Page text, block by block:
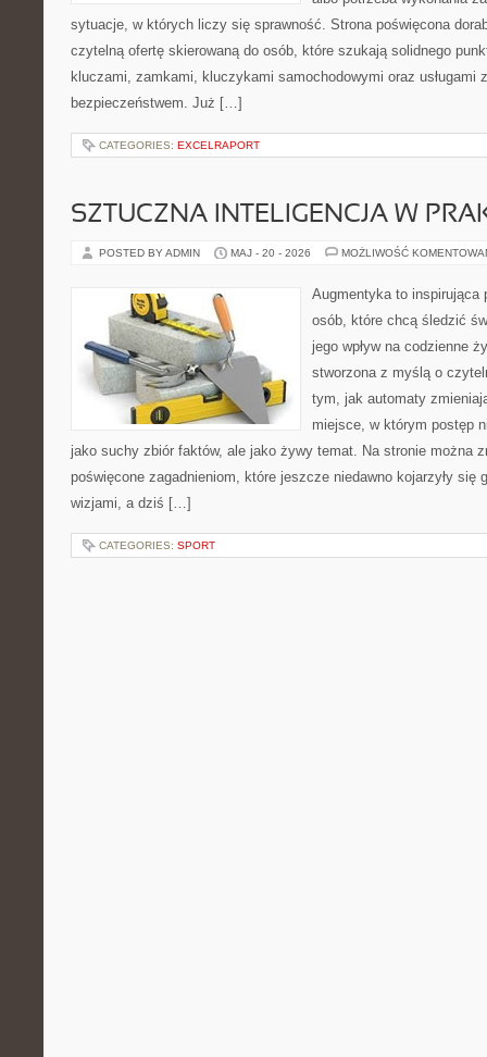
sytuacje, w których liczy się sprawność. Strona poświęcona
czytelną ofertę skierowaną do osób, które szukają solidnego
kluczami, zamkami, kluczykami samochodowymi oraz usługami
bezpieczeństwem. Już […]
CATEGORIES: EXCELRAPORT
SZTUCZNA INTELIGENCJA W
POSTED BY ADMIN MAJ - 20 - 2026 MOŻLIWOŚĆ
Augmentyka to inspirująca
osób, które chcą śledzić
jego wpływ na codzienne
stworzona z myślą o
tym, jak automaty
miejsce, w którym postęp
jako suchy zbiór faktów, ale jako żywy temat. Na stronie można
poświęcone zagadnieniom, które jeszcze niedawno kojarzyły się
wizjami, a dziś […]
CATEGORIES: SPORT